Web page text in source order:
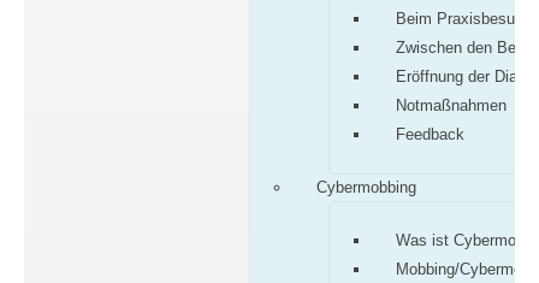
Beim Praxisbesuch
Zwischen den
Eröffnung der
Notmaßnahmen
Feedback
Cybermobbing
Was ist
Mobbing/